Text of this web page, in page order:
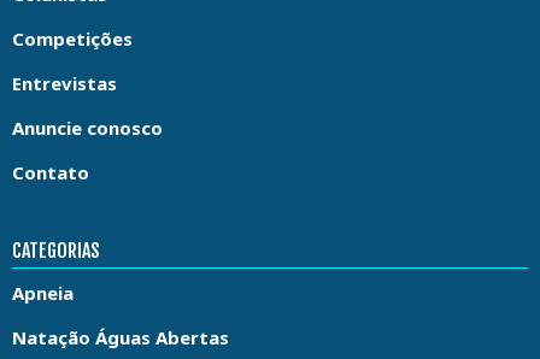
Competições
Entrevistas
Anuncie conosco
Contato
CATEGORIAS
Apneia
Natação Águas Abertas